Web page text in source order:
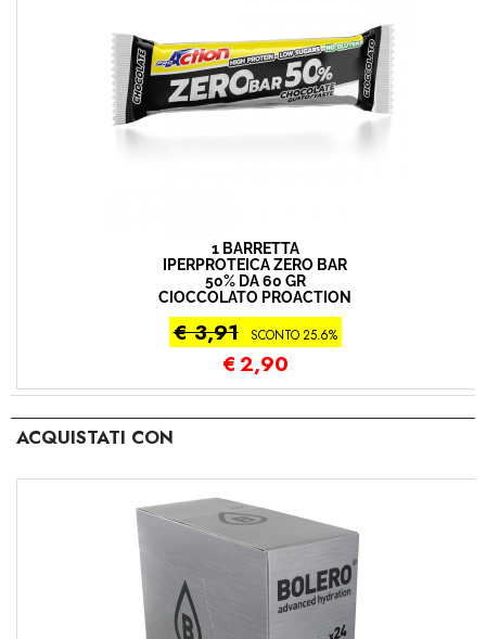
1 BARRETTA
IPERPROTEICA ZERO BAR
50% DA 60 GR
CIOCCOLATO PROACTION
€ 3,91 SCONTO 25.6%
€2,90
ACQUISTATI CON